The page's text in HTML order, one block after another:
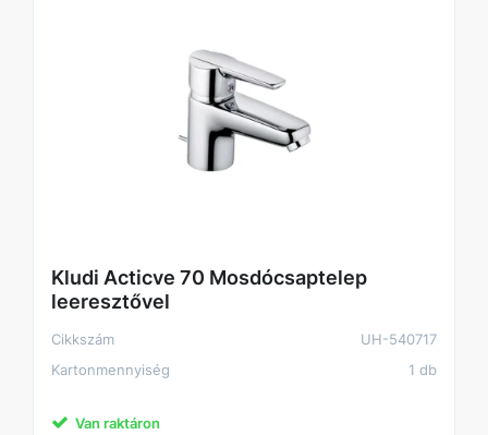
Kludi Acticve 70 Mosdócsaptelep
leeresztővel
Cikkszám
UH-540717
Kartonmennyiség
1 db
Van raktáron